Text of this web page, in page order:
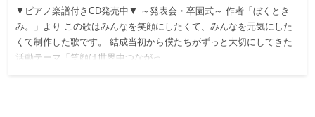
▼ピアノ楽譜付きCD発売中▼ ～発表会・卒園式～ 作者「ぼくとき
み。」より この歌はみんなを笑顔にしたくて、みんなを元気にした
くて制作した歌です。 結成当初から僕たちがずっと大切にしてきた
活動テーマ「笑顔は世界中つながっ…